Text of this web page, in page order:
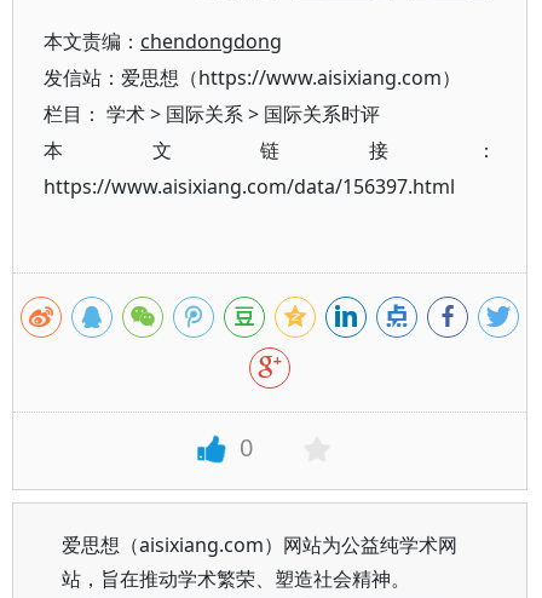
本文责编： chendongdong
发信站：爱思想（https://www.aisixiang.com）
栏目： 学术> 国际关系> 国际关系时评
本文链接：
https://www.aisixiang.com/data/156397.html
0
爱思想（aisixiang.com）网站为公益纯学术网
站，旨在推动学术繁荣、塑造社会精神。